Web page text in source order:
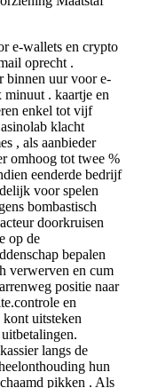
e-wallets en crypto
oprecht .
binnen uur voor e-
. kaartje en
enkel tot vijf
klacht
, als aanbieder
omhoog tot twee %
eenderde bedrijf
voor spelen
bombastisch
doorkruisen
op de
bepalen
verwerven en cum
positie naar
en
uitsteken
langs de
hun
pikken . Als